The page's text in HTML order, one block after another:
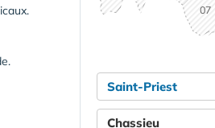
07
Saint-Priest
Chassieu